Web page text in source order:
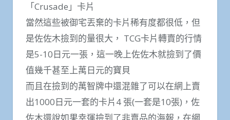
「Crusade」卡片
當然這些被御宅丟棄的卡片稀有度都很低，但
是佐佐木撿到的量很大， TCG卡片轉賣的行情
是5-10日元一張，這一晚上佐佐木就撿到了價
值幾千甚至上萬日元的寶貝
而且在撿到的萬智牌中還混雜了可以在網上賣
出1000日元一套的卡片4 張(一套是10張)，佐